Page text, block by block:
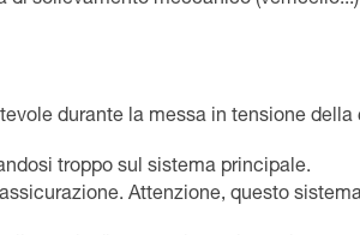
durante la messa in tensione della
troppo sul sistema principale.
Attenzione, questo